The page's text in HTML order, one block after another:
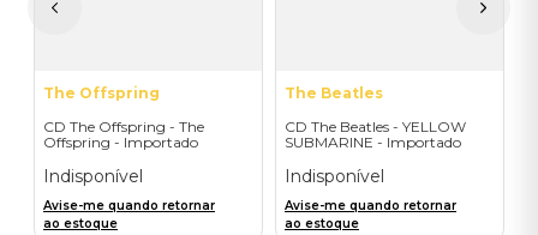
The Offspring
CD The Offspring - The
Offspring - Importado
Indisponível
Avise-me quando retornar
ao estoque
The Beatles
CD The Beatles - YELLOW
SUBMARINE - Importado
Indisponível
Avise-me quando retornar
ao estoque